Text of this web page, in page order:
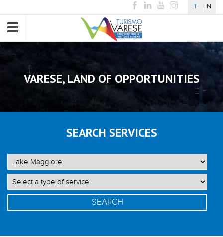
IT EN
Toggle
navigation
VARESE, LAND OF OPPORTUNITIES
SEARCH SERVICES